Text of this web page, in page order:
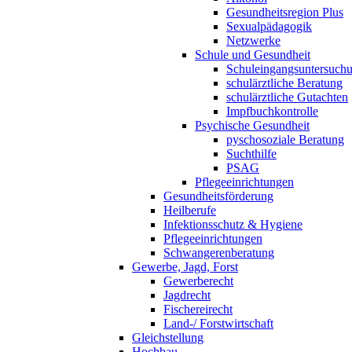
Gesundheitsregion Plus
Sexualpädagogik
Netzwerke
Schule und Gesundheit
schulärztliche Beratung
schulärztliche Gutachten
Impfbuchkontrolle
Psychische Gesundheit
pyschosoziale Beratung
Suchthilfe
PSAG
Pflegeeinrichtungen
Gesundheitsförderung
Heilberufe
Infektionsschutz & Hygiene
Pflegeeinrichtungen
Schwangerenberatung
Gewerbe, Jagd, Forst
Gewerberecht
Jagdrecht
Fischereirecht
Land-/ Forstwirtschaft
Gleichstellung